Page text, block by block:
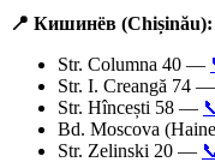
📍 Кишинёв (Chișinău):
Str. Columna 40 —
Str. I. Creangă 74 —
Str. Hîncești 58 —
Bd. Moscova
Str. Zelinski 20 —